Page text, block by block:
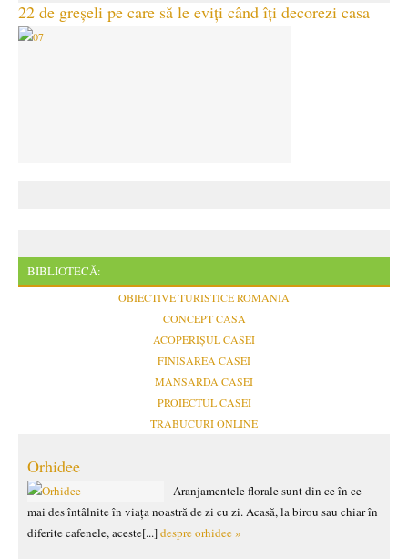
22 de greșeli pe care să le eviți când îți decorezi casa
BIBLIOTECĂ:
OBIECTIVE TURISTICE ROMANIA
CONCEPT CASA
ACOPERIȘUL CASEI
FINISAREA CASEI
MANSARDA CASEI
PROIECTUL CASEI
TRABUCURI ONLINE
Orhidee
Aranjamentele florale sunt din ce în ce
mai des întâlnite în viața noastră de zi cu zi. Acasă, la birou sau chiar în
diferite cafenele, aceste[...]despre orhidee »